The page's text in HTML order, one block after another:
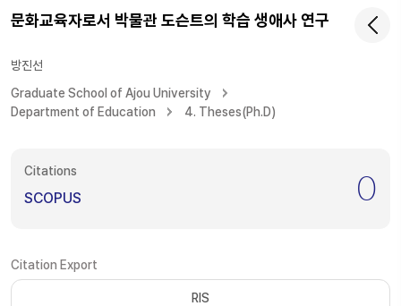
문화교육자로서 박물관 도슨트의 학습 생애사 연구
방진선
Graduate School of Ajou University
Department of Education
4. Theses(Ph.D)
Citations
SCOPUS 0
Citation Export
RIS